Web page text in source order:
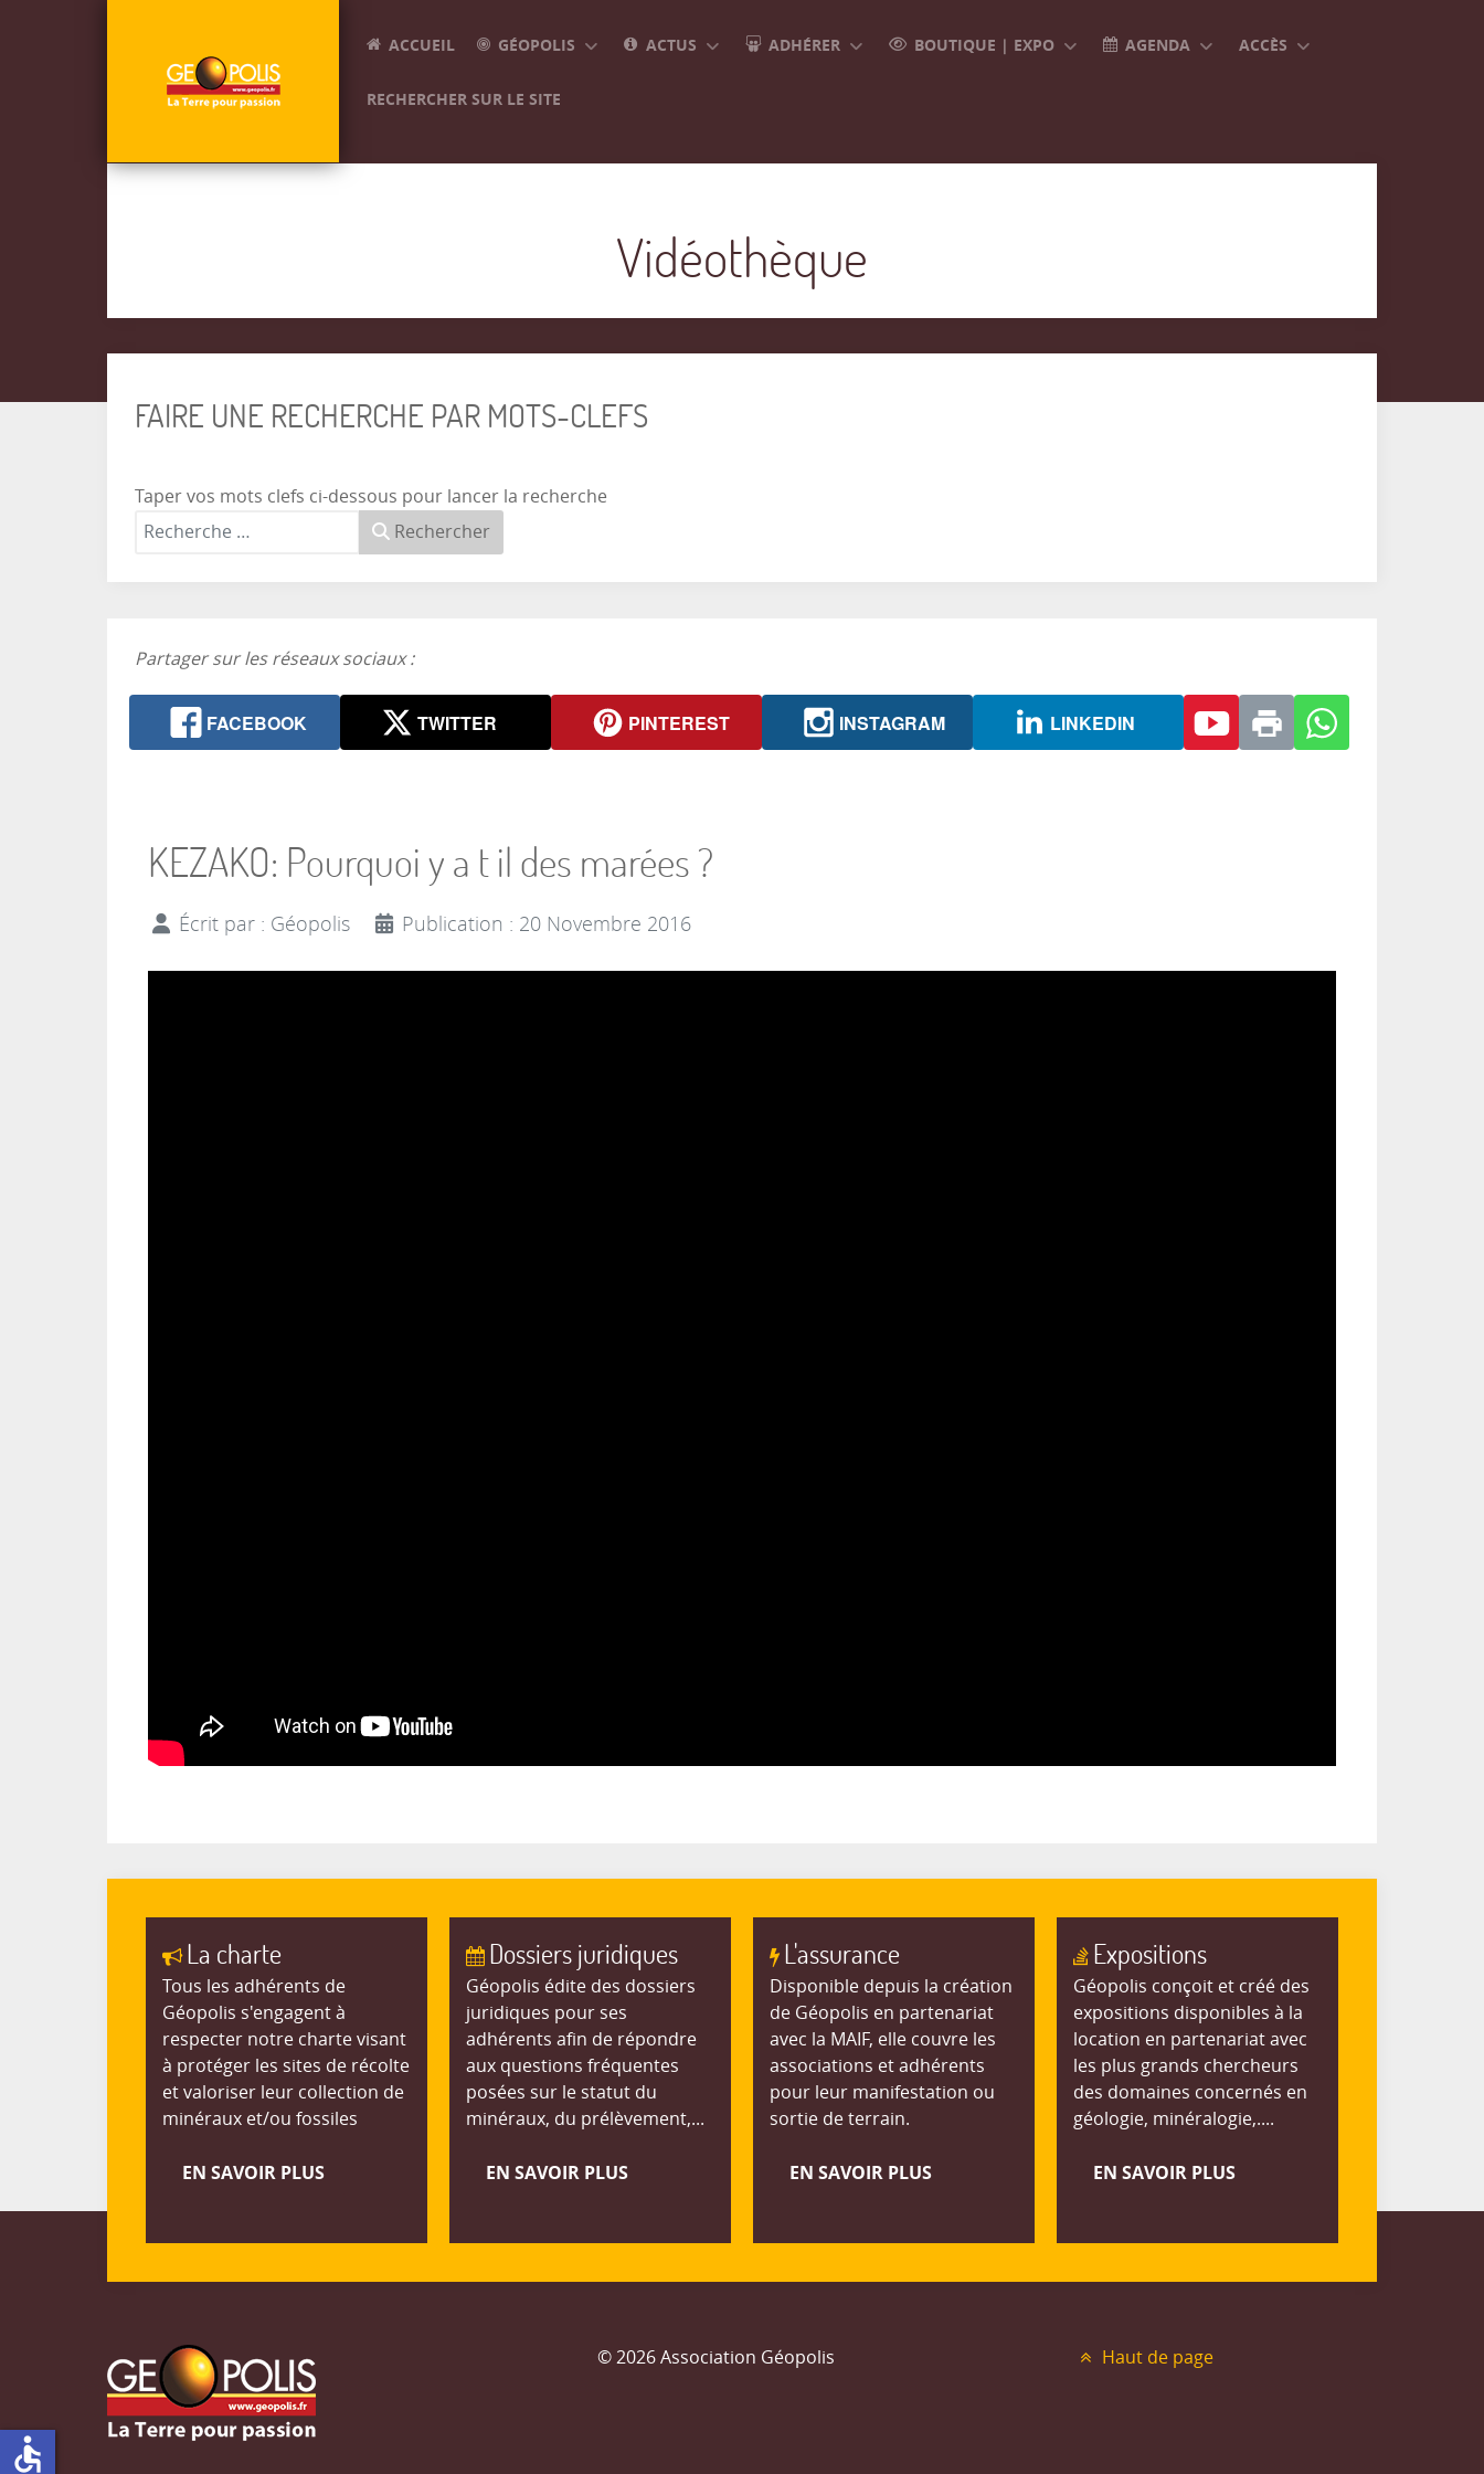
ACCUEIL GÉOPOLIS ACTUS ADHÉRER BOUTIQUE | EXPO AGENDA ACCÈS
RECHERCHER SUR LE SITE
Vidéothèque
FAIRE UNE RECHERCHE PAR MOTS-CLEFS
Taper vos mots clefs ci-dessous pour lancer la recherche
Rechercher
Partager sur les réseaux sociaux :
FACEBOOK TWITTER PINTEREST INSTAGRAM LINKEDIN
KEZAKO: Pourquoi y a t il des marées ?
Écrit par : Géopolis Publication : 20 Novembre 2016
La charte
Tous les adhérents de
Géopolis s'engagent à
respecter notre charte visant
à protéger les sites de récolte
et valoriser leur collection de
minéraux et/ou fossiles
EN SAVOIR PLUS
Dossiers juridiques
Géopolis édite des dossiers
juridiques pour ses
adhérents afin de répondre
aux questions fréquentes
posées sur le statut du
minéraux, du prélèvement,...
EN SAVOIR PLUS
L'assurance
Disponible depuis la création
de Géopolis en partenariat
avec la MAIF, elle couvre les
associations et adhérents
pour leur manifestation ou
sortie de terrain.
EN SAVOIR PLUS
Expositions
Géopolis conçoit et créé des
expositions disponibles à la
location en partenariat avec
les plus grands chercheurs
des domaines concernés en
géologie, minéralogie,....
EN SAVOIR PLUS
© 2026 Association Géopolis Haut de page
accessible